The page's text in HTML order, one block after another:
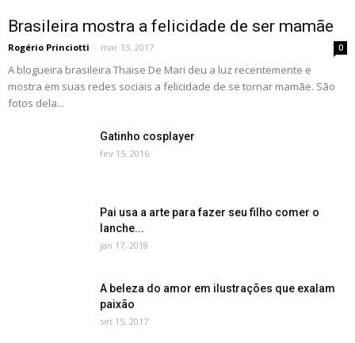
Brasileira mostra a felicidade de ser mamãe
Rogério Princiotti - mar 13, 2017 0
A blogueira brasileira Thaise De Mari deu a luz recentemente e
mostra em suas redes sociais a felicidade de se tornar mamãe. São
fotos dela...
Gatinho cosplayer
fev 15, 2016
Pai usa a arte para fazer seu filho comer o
lanche...
jan 17, 2018
A beleza do amor em ilustrações que exalam
paixão
set 15, 2017